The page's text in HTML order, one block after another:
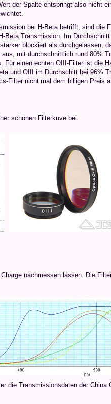
der Spalte entspringt also nicht
bei H-Beta betrifft, sind die
Beta Transmission. Im
blockiert als durchgelassen,
mit durchschnittlich rund 80%
Für einen echten OIII-Filter ist die
und OIII im Durchschitt bei 96%
Filter nicht mal dem billigen Preis
schönen Filterkuve bei.
nachmessen lassen. Die
die Transmissionsdaten der China